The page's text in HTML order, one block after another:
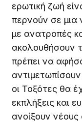
ερωτική ζωή
περνούν σε μια
με ανατροπές
ακολουθήσουν
πρέπει να
οι Τοξότες θα
εκπλήξεις και
ανοίξουν νέους